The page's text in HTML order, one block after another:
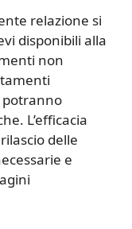
relazione si
disponibili alla
non
potranno
L’efficacia
delle
e